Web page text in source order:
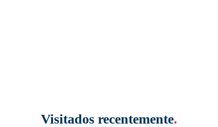
Visitados recentemente.